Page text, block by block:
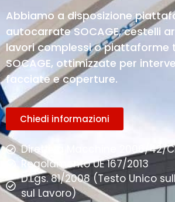
Abbiamo a disposizione
autocarrate SOCAGE, cestelli
lavori complessi o piattaforme
SOCAGE, ottimizzate per
facciate e coperture.
Chiedi informazioni
Direttiva Macchine 2006/42/
Regolamento UE 167/2013
D.Lgs. 81/2008 (Testo Unico
sul Lavoro)